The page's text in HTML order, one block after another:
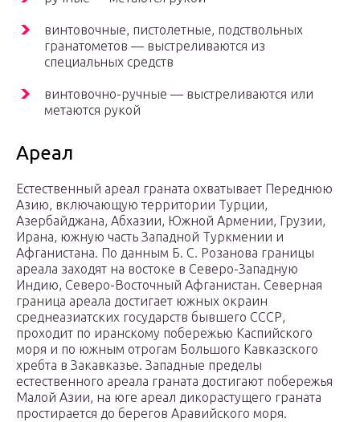
винтовочные, пистолетные, подствольных
гранатометов — выстреливаются из
специальных средств
винтовочно-ручные — выстреливаются или
метаются рукой
Ареал
Естественный ареал граната охватывает Переднюю
Азию, включающую территории Турции,
Азербайджана, Абхазии, Южной Армении, Грузии,
Ирана, южную часть Западной Туркмении и
Афганистана. По данным Б. С. Розанова границы
ареала заходят на востоке в Северо-Западную
Индию, Северо-Восточный Афганистан. Северная
граница ареала достигает южных окраин
среднеазиатских государств бывшего СССР,
проходит по иранскому побережью Каспийского
моря и по южным отрогам Большого Кавказского
хребта в Закавказье. Западные пределы
естественного ареала граната достигают побережья
Малой Азии, на юге ареал дикорастущего граната
простирается до берегов Аравийского моря.